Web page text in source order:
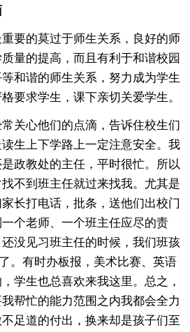
的莫过于师生关系，良好的师
量的提高，而且有利于和谐校园
和谐的师生关系，努力成为学生
要求学生，课下亲切关爱学生。
心他们的点滴，告诉住校生们
生上下学路上一定注意安全。我
政教处的主任，平时很忙。所以
不到班主任就过来找我。尤其是
长打电话，批条，送他们出校门
个老师、一个班主任应尽的责
没见习班主任的时候，我们班孩
。有时办板报，美术比赛、英语
学生也总喜欢来我这里。总之，
帮忙的能力范围之内我都会全力
足道的付出，换来却是孩子们至